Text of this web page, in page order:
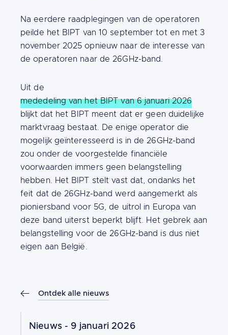
Ontdek alle nieuws
Nieuws - 9 januari 2026
Building
blocks
Content
Na eerdere raadplegingen van de operatoren
peilde het BIPT van 10 september tot en met 3
november 2025 opnieuw naar de interesse van
de operatoren naar de 26GHz-band.
Uit de
mededeling van het BIPT van 6 januari 2026
blijkt dat het BIPT meent dat er geen duidelijke
marktvraag bestaat. De enige operator die
mogelijk geïnteresseerd is in de 26GHz-band
zou onder de voorgestelde financiële
voorwaarden immers geen belangstelling
hebben. Het BIPT stelt vast dat, ondanks het
feit dat de 26GHz-band werd aangemerkt als
pioniersband voor 5G, de uitrol in Europa van
deze band uiterst beperkt blijft. Het gebrek aan
belangstelling voor de 26GHz-band is dus niet
eigen aan België.